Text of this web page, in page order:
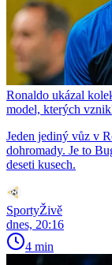
Ronaldo ukázal
model, kterých
Jeden jediný vůz v
dohromady. Je to
deseti kusech.
SportyŽivě
dnes, 20:16
4 min